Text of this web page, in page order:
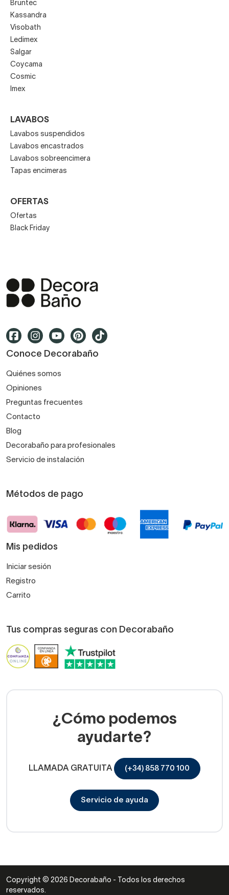
Bruntec
Kassandra
Visobath
Ledimex
Salgar
Coycama
Cosmic
Imex
LAVABOS
Lavabos suspendidos
Lavabos encastrados
Lavabos sobreencimera
Tapas encimeras
OFERTAS
Ofertas
Black Friday
Conoce Decorabaño
Quiénes somos
Opiniones
Preguntas frecuentes
Contacto
Blog
Decorabaño para profesionales
Servicio de instalación
Métodos de pago
Mis pedidos
Iniciar sesión
Registro
Carrito
Tus compras seguras con Decorabaño
¿Cómo podemos
ayudarte?
LLAMADA GRATUITA (+34) 858 770 100
Servicio de ayuda
Copyright © 2026 Decorabaño - Todos los derechos
reservados.